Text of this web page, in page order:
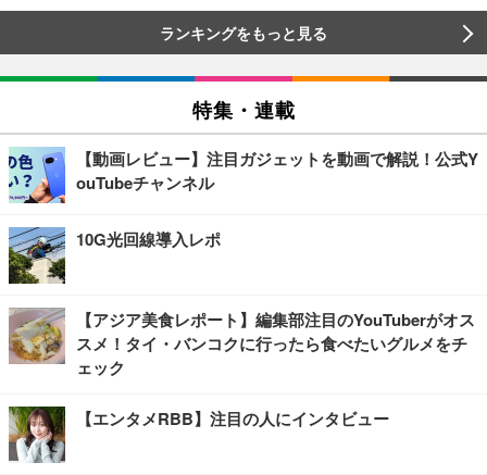
ランキングをもっと見る
特集・連載
【動画レビュー】注目ガジェットを動画で解説！公式Y
ouTubeチャンネル
10G光回線導入レポ
【アジア美食レポート】編集部注目のYouTuberがオス
スメ！タイ・バンコクに行ったら食べたいグルメをチ
ェック
【エンタメRBB】注目の人にインタビュー